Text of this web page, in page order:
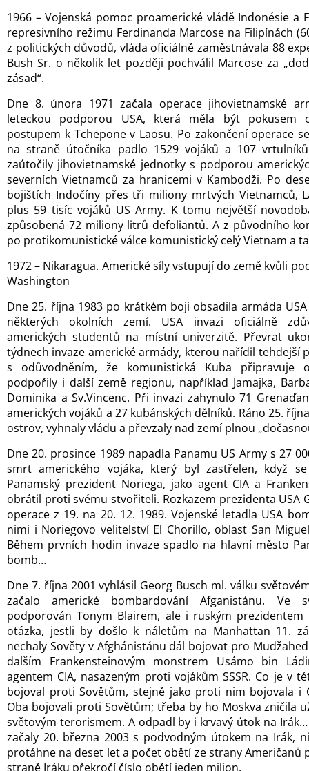
1966 – Vojenská pomoc proamerické vládě Indonésie a
represivního režimu Ferdinanda Marcose na Filipínách
z politických důvodů, vláda oficiálně zaměstnávala 88
Bush Sr. o několik let později pochválil Marcose za
zásad“.
Dne 8. února 1971 začala operace jihovietnamské
leteckou podporou USA, která měla být pokusem
postupem k Tchepone v Laosu. Po zakončení operace
na straně útočníka padlo 1529 vojáků a 107
zaútočily jihovietnamské jednotky s podporou
severních Vietnamců za hranicemi v Kambodži. Po
bojištích Indočíny přes tři miliony mrtvých Vietnamců,
plus 59 tisíc vojáků US Army. K tomu největší
způsobená 72 miliony litrů defoliantů. A z původního
po protikomunistické válce komunistický celý Vietnam a
1972 – Nikaragua. Americké síly vstupují do země kvůli
Washington
Dne 25. října 1983 po krátkém boji obsadila armáda
některých okolních zemí. USA invazi oficiálně
amerických studentů na místní univerzitě. Převrat
týdnech invaze americké armády, kterou nařídil tehdejší
s odůvodněním, že komunistická Kuba připravuje
podpořily i další země regionu, například Jamajka,
Dominika a Sv.Vincenc. Při invazi zahynulo 71
amerických vojáků a 27 kubánských dělníků. Ráno 25.
ostrov, vyhnaly vládu a převzaly nad zemí plnou
Dne 20. prosince 1989 napadla Panamu US Army s 27
smrt amerického vojáka, který byl zastřelen, když
Panamský prezident Noriega, jako agent CIA a
obrátil proti svému stvořiteli. Rozkazem prezidenta USA
operace z 19. na 20. 12. 1989. Vojenské letadla USA
nimi i Noriegovo velitelství El Chorillo, oblast San
Během prvních hodin invaze spadlo na hlavní město
bomb…
Dne 7. října 2001 vyhlásil Georg Busch ml. válku
začalo americké bombardování Afganistánu. Ve
podporován Tonym Blairem, ale i ruským prezidentem
otázka, jestli by došlo k náletům na Manhattan 11.
nechaly Sověty v Afghánistánu dál bojovat pro
dalším Frankensteinovým monstrem Usámo bin
agentem CIA, nasazeným proti vojákům SSSR. Co je v
bojoval proti Sovětům, stejně jako proti nim bojovala i
Oba bojovali proti Sovětům; třeba by ho Moskva zničila
světovým terorismem. A odpadl by i krvavý útok na
začaly 20. března 2003 s podvodným útokem na Irák,
protáhne na deset let a počet obětí ze strany Američanů
straně Iráku překročí číslo obětí jeden milion.